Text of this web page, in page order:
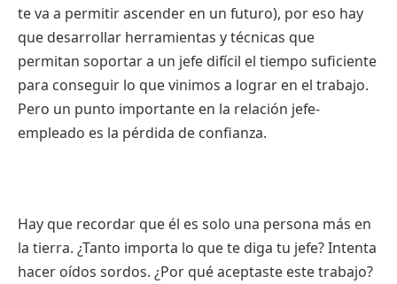
te va a permitir ascender en un futuro), por eso hay
que desarrollar herramientas y técnicas que
permitan soportar a un jefe difícil el tiempo suficiente
para conseguir lo que vinimos a lograr en el trabajo.
Pero un punto importante en la relación jefe-
empleado es la pérdida de confianza.
Hay que recordar que él es solo una persona más en
la tierra. ¿Tanto importa lo que te diga tu jefe? Intenta
hacer oídos sordos. ¿Por qué aceptaste este trabajo?